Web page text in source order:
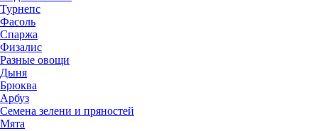
Турнепс
Фасоль
Спаржа
Физалис
Разные овощи
Дыня
Брюква
Арбуз
Семена зелени и пряностей
Мята